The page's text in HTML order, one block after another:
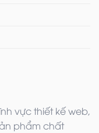
vực thiết kế web,
phẩm chất